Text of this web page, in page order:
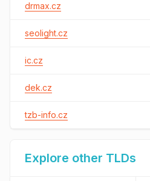
drmax.cz
seolight.cz
ic.cz
dek.cz
tzb-info.cz
Explore other TLDs